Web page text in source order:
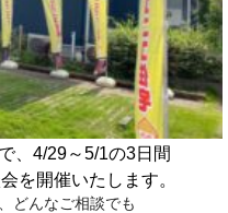
、4/29～5/1の3日間
を開催いたします。
どんなご相談でも